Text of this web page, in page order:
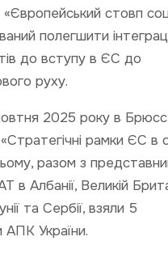
стовп
полегшити
до вступу в ЄС до
руху.
2025 року в
рамки ЄС в
разом з
в Албанії, Великій
та Сербії, взяли 5
АПК України.